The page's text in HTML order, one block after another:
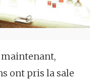
ont pris la sale